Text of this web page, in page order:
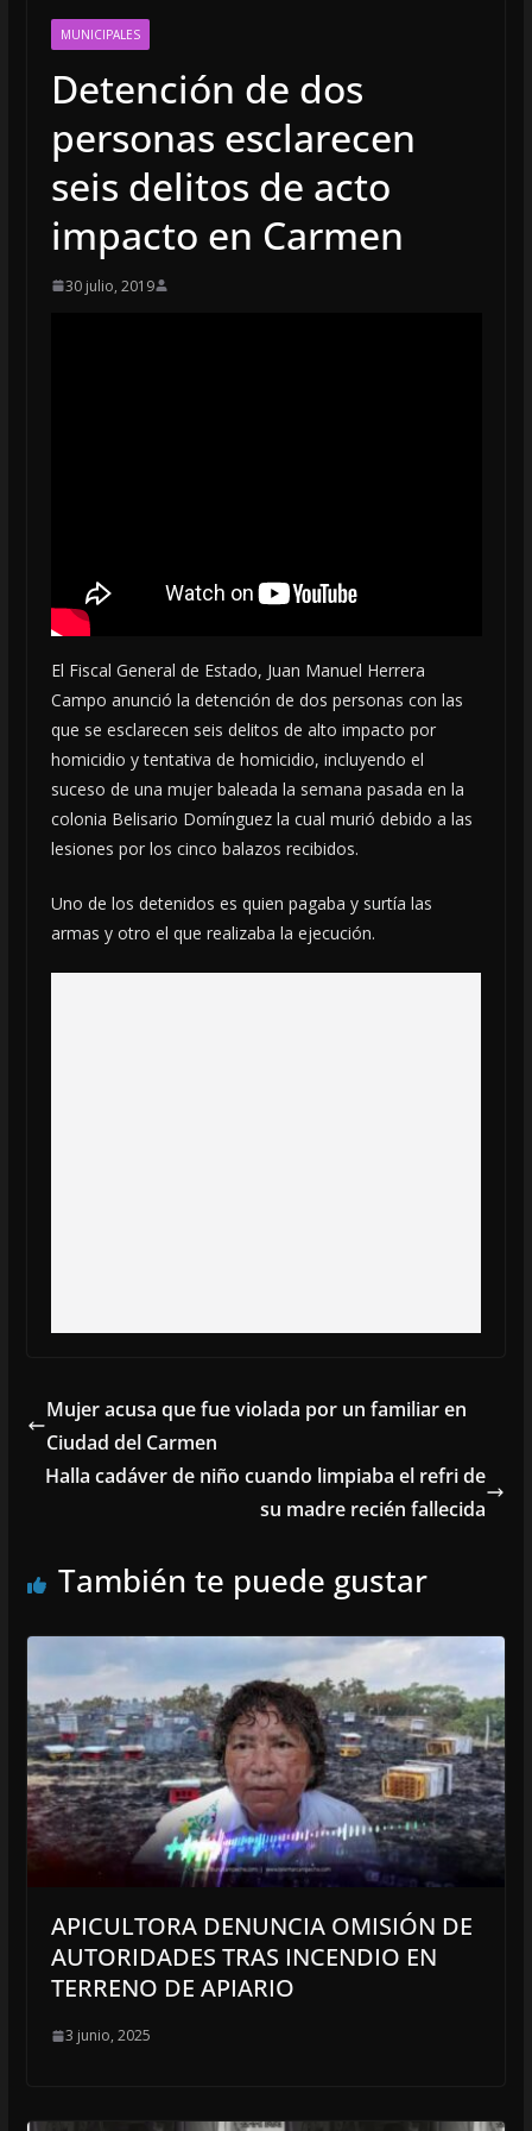
MUNICIPALES
Detención de dos
personas esclarecen
seis delitos de acto
impacto en Carmen
30 julio, 2019
El Fiscal General de Estado, Juan Manuel Herrera
Campo anunció la detención de dos personas con las
que se esclarecen seis delitos de alto impacto por
homicidio y tentativa de homicidio, incluyendo el
suceso de una mujer baleada la semana pasada en la
colonia Belisario Domínguez la cual murió debido a las
lesiones por los cinco balazos recibidos.
Uno de los detenidos es quien pagaba y surtía las
armas y otro el que realizaba la ejecución.
Mujer acusa que fue violada por un familiar en
Ciudad del Carmen
Halla cadáver de niño cuando limpiaba el refri de
su madre recién fallecida
También te puede gustar
APICULTORA DENUNCIA OMISIÓN DE
AUTORIDADES TRAS INCENDIO EN
TERRENO DE APIARIO
3 junio, 2025